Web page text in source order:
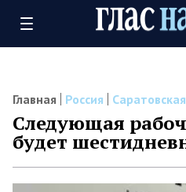
Главная Россия
Следующая
будет